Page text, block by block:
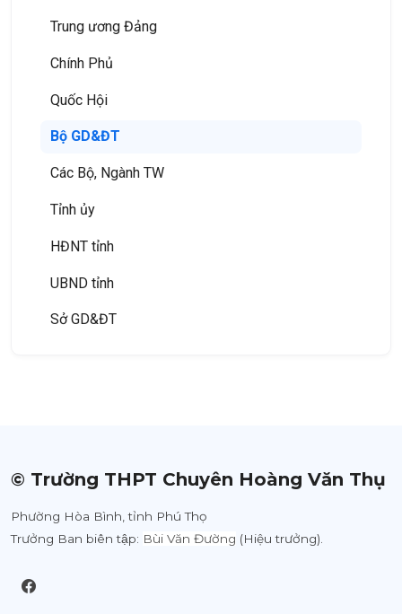
Trung ương Đảng
Chính Phủ
Quốc Hội
Bộ GD&ĐT
Các Bộ, Ngành TW
Tỉnh ủy
HĐNT tỉnh
UBND tỉnh
Sở GD&ĐT
Mục mới tạo
© Trường THPT Chuyên Hoàng Văn Thụ
Phường Hòa Bình, tỉnh Phú Thọ
Trưởng Ban biên tập: Bùi Văn Đường (Hiệu trưởng).